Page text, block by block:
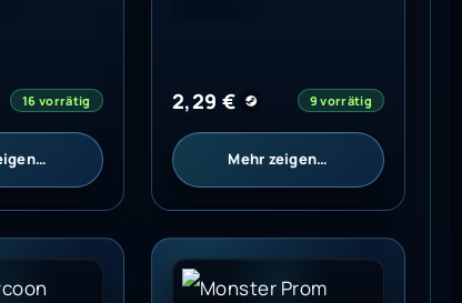
16 vorrätig 2,29€ 9 vorrätig
Mehr zeigen…
Deluxe Steam Key GLOBALMonster Prom Steam Key